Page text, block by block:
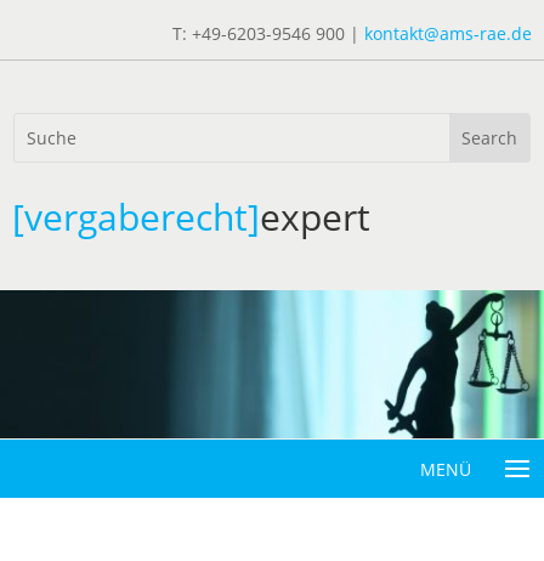
T: +49-6203-9546 900 | kontakt@ams-rae.de
[vergaberecht]expert